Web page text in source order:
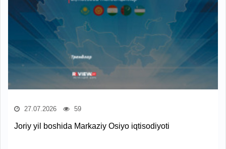
27.07.2026 59
Joriy yil boshida Markaziy Osiyo iqtisodiyoti